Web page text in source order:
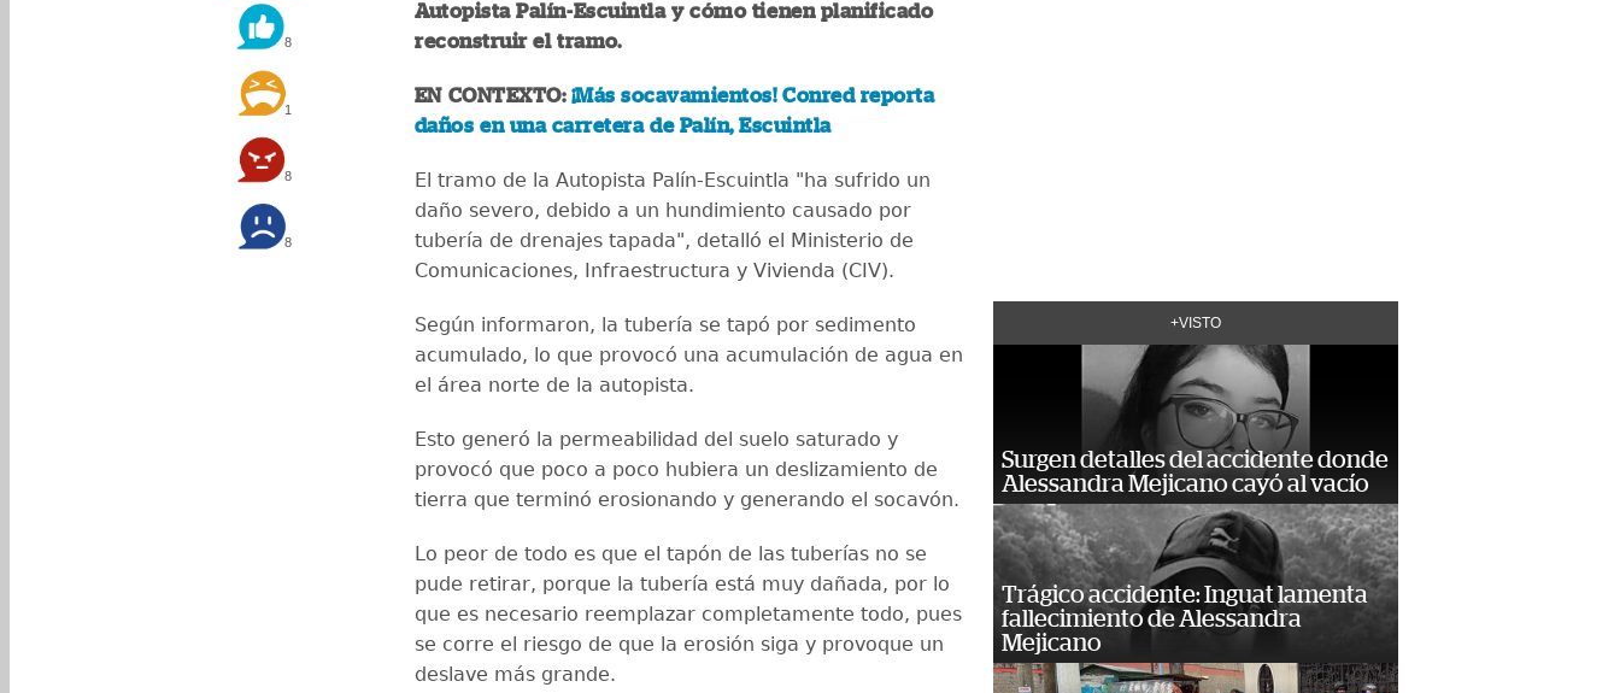
8
1
8
8
Autopista Palín-Escuintla y cómo tienen planificado
reconstruir el tramo.
EN CONTEXTO: ¡Más socavamientos! Conred reporta
daños en una carretera de Palín, Escuintla
El tramo de la Autopista Palín-Escuintla "ha sufrido un
daño severo, debido a un hundimiento causado por
tubería de drenajes tapada", detalló el Ministerio de
Comunicaciones, Infraestructura y Vivienda (CIV).
Según informaron, la tubería se tapó por sedimento
acumulado, lo que provocó una acumulación de agua en
el área norte de la autopista.
Esto generó la permeabilidad del suelo saturado y
provocó que poco a poco hubiera un deslizamiento de
tierra que terminó erosionando y generando el socavón.
Lo peor de todo es que el tapón de las tuberías no se
pude retirar, porque la tubería está muy dañada, por lo
que es necesario reemplazar completamente todo, pues
se corre el riesgo de que la erosión siga y provoque un
deslave más grande.
+VISTO
Surgen detalles del accidente donde
Alessandra Mejicano cayó al vacío
Trágico accidente: Inguat lamenta
fallecimiento de Alessandra
Mejicano